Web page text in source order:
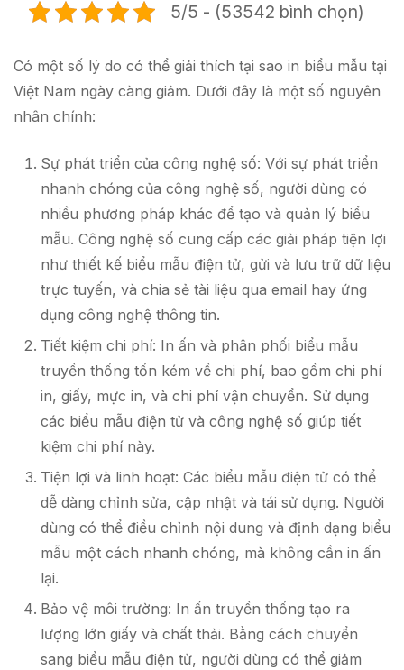
5/5 - (53542 bình chọn)
Có một số lý do có thể giải thích tại sao in biểu mẫu tại
Việt Nam ngày càng giảm. Dưới đây là một số nguyên
nhân chính:
Sự phát triển của công nghệ số: Với sự phát triển
nhanh chóng của công nghệ số, người dùng có
nhiều phương pháp khác để tạo và quản lý biểu
mẫu. Công nghệ số cung cấp các giải pháp tiện lợi
như thiết kế biểu mẫu điện tử, gửi và lưu trữ dữ liệu
trực tuyến, và chia sẻ tài liệu qua email hay ứng
dụng công nghệ thông tin.
Tiết kiệm chi phí: In ấn và phân phối biểu mẫu
truyền thống tốn kém về chi phí, bao gồm chi phí
in, giấy, mực in, và chi phí vận chuyển. Sử dụng
các biểu mẫu điện tử và công nghệ số giúp tiết
kiệm chi phí này.
Tiện lợi và linh hoạt: Các biểu mẫu điện tử có thể
dễ dàng chỉnh sửa, cập nhật và tái sử dụng. Người
dùng có thể điều chỉnh nội dung và định dạng biểu
mẫu một cách nhanh chóng, mà không cần in ấn
lại.
Bảo vệ môi trường: In ấn truyền thống tạo ra
lượng lớn giấy và chất thải. Bằng cách chuyển
sang biểu mẫu điện tử, người dùng có thể giảm